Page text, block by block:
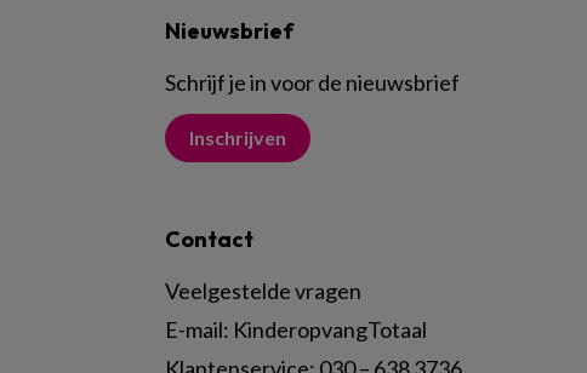
Nieuwsbrief
Schrijf je in voor de nieuwsbrief
Inschrijven
Contact
Veelgestelde vragen
E-mail: KinderopvangTotaal